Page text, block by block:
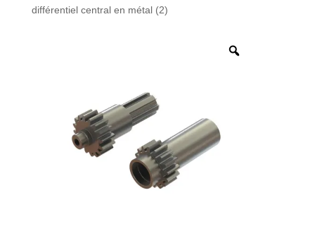
différentiel central en métal (2)